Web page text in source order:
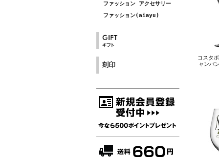
ファッション アクセサリー
ファッション(aiayu)
コスタ
ャン